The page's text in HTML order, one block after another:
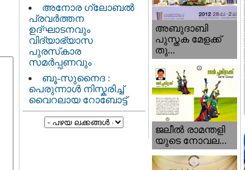
അനോര ഗ്ലോബൽ
പ്രവർത്തന
ഉദ്ഘാടനവും
വിദ്യാഭ്യാസ
പുരസ്‌കാര
സമർപ്പണവും
ബൂ-സുനൈദ :
പെരുന്നാൾ നിസ്കരിച്ച്
വൈറലായ റോബോട്ട്
അബുദാബി
പുസ്തക മേളക്ക്
തു...
ജലീല്‍ രാമന്തളി
യുടെ നോവല...